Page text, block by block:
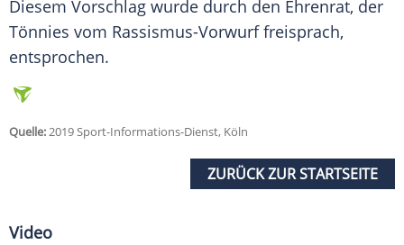
Diesem Vorschlag wurde durch den Ehrenrat, der
Tönnies vom Rassismus-Vorwurf freisprach,
entsprochen.
Quelle:2019 Sport-Informations-Dienst, Köln
ZURÜCK ZUR STARTSEITE
Video